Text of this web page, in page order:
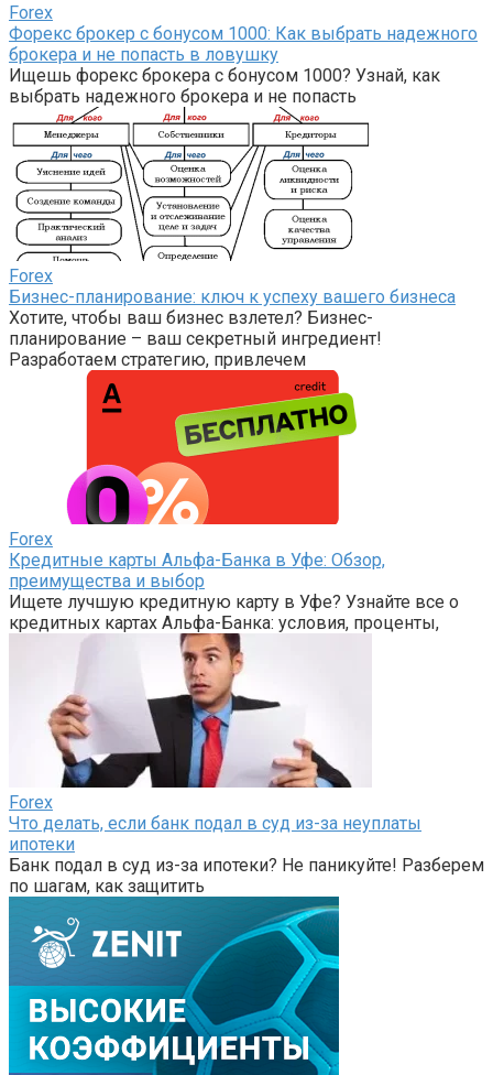
Forex
Форекс брокер с бонусом 1000: Как выбрать надежного
брокера и не попасть в ловушку
Ищешь форекс брокера с бонусом 1000? Узнай, как
выбрать надежного брокера и не попасть
Forex
Бизнес-планирование: ключ к успеху вашего бизнеса
Хотите, чтобы ваш бизнес взлетел? Бизнес-
планирование – ваш секретный ингредиент!
Разработаем стратегию, привлечем
Forex
Кредитные карты Альфа-Банка в Уфе: Обзор,
преимущества и выбор
Ищете лучшую кредитную карту в Уфе? Узнайте все о
кредитных картах Альфа-Банка: условия, проценты,
Forex
Что делать, если банк подал в суд из-за неуплаты
ипотеки
Банк подал в суд из-за ипотеки? Не паникуйте! Разберем
по шагам, как защитить